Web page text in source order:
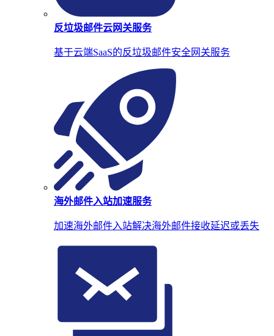
反垃圾邮件云网关服务
基于云端SaaS的反垃圾邮件安全网关服务
海外邮件入站加速服务
加速海外邮件入站解决海外邮件接收延迟或丢失